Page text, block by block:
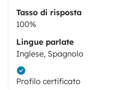
Tasso di risposta
100%
Lingue parlate
Inglese, Spagnolo
Profilo certificato